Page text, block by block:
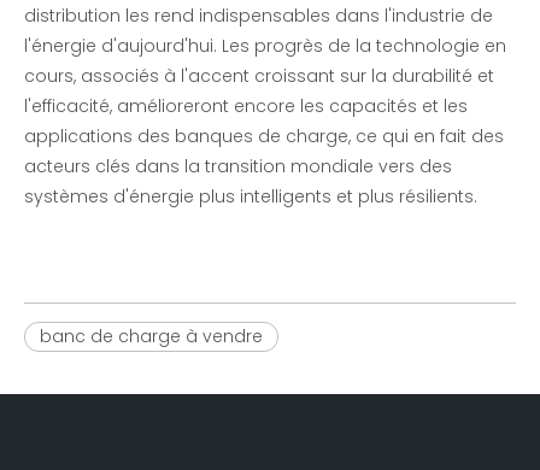
distribution les rend indispensables dans l'industrie de
l'énergie d'aujourd'hui. Les progrès de la technologie en
cours, associés à l'accent croissant sur la durabilité et
l'efficacité, amélioreront encore les capacités et les
applications des banques de charge, ce qui en fait des
acteurs clés dans la transition mondiale vers des
systèmes d'énergie plus intelligents et plus résilients.
banc de charge à vendre